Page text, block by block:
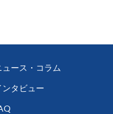
ュース・コラム
ンタビュー